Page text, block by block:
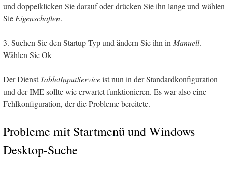
und doppelklicken Sie darauf oder drücken Sie ihn lange und wählen
SieEigenschaften.
3. Suchen Sie den Startup-Typ und ändern Sie ihn inManuell.
Wählen Sie Ok
Der DienstTabletInputServiceist nun in der Standardkonfiguration
und der IME sollte wie erwartet funktionieren. Es war also eine
Fehlkonfiguration, der die Probleme bereitete.
Probleme mit Startmenü und Windows
Desktop-Suche